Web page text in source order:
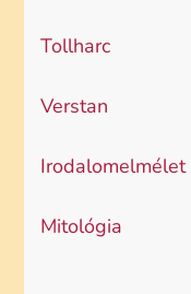
Tollharc
Verstan
Irodalomelmélet
Mitológia